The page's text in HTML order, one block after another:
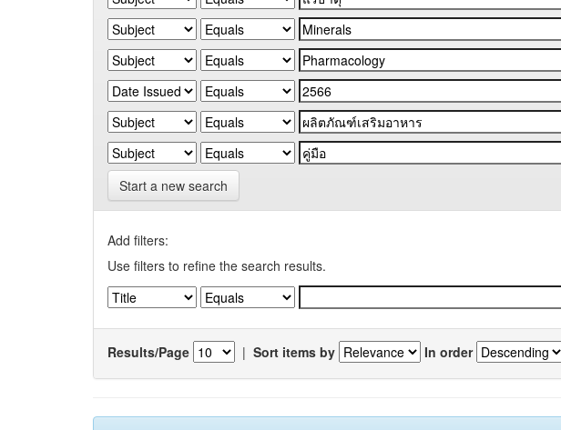
Start a new search
Add filters:
Use filters to refine the search results.
Results/Page | Sort items by In order